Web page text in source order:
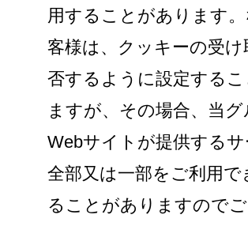
用することがあります
客様は、クッキーの受け
否するように設定する
ますが、その場合、当
Webサイトが提供する
全部又は一部をご利用で
ることがありますので